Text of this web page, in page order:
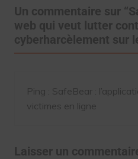
Un commentaire sur “
web qui veut lutter
cyberharcèlement sur
Ping : SafeBear :
victimes en ligne
Laisser un